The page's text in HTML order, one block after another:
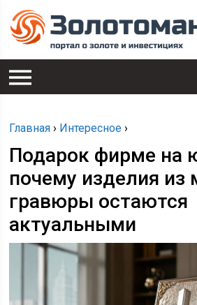
Главная › Интересное ›
Подарок фирме на
почему изделия из
гравюры остаются
актуальными